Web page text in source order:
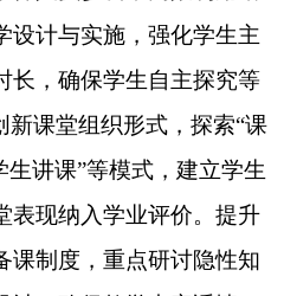
资源共建共享与学科
精品课上传至自治
“造血”模式转型；
健康等学科专职教
稳步提升教育教学质